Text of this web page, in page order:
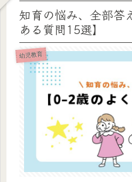
知育の悩み、全部答
ある質問15選】
幼児教育